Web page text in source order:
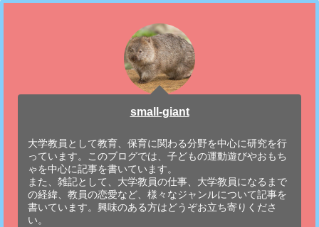
small-giant
大学教員として教育、保育に関わる分野を中心に研究を行
っています。このブログでは、子どもの運動遊びやおもち
ゃを中心に記事を書いています。
また、雑記として、大学教員の仕事、大学教員になるまで
の経緯、教員の恋愛など、様々なジャンルについて記事を
書いています。興味のある方はどうぞお立ち寄りくださ
い。